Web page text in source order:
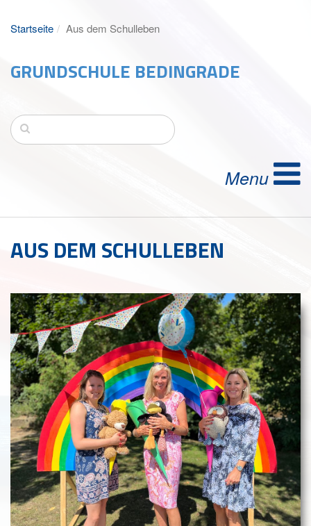
Startseite Aus dem Schulleben
GRUNDSCHULE BEDINGRADE
AUS DEM SCHULLEBEN